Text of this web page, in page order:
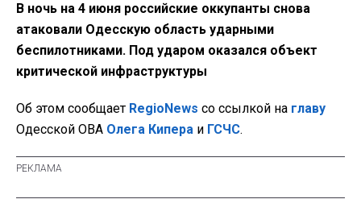
В ночь на 4 июня российские оккупанты снова
атаковали Одесскую область ударными
беспилотниками. Под ударом оказался объект
критической инфраструктуры
Об этом сообщает RegioNews со ссылкой на главу
Одесской ОВА Олега Кипера и ГСЧС.